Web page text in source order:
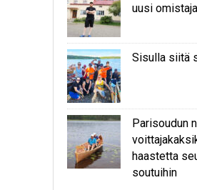
uusi omistaja
Sisulla siitä
Parisoudun
haastetta
soutuihin